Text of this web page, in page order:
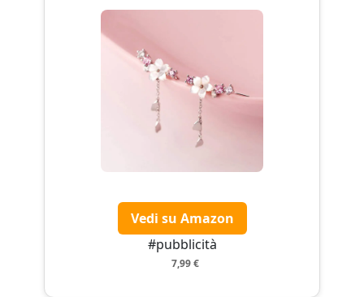
Vedi su Amazon
#pubblicità
7,99 €